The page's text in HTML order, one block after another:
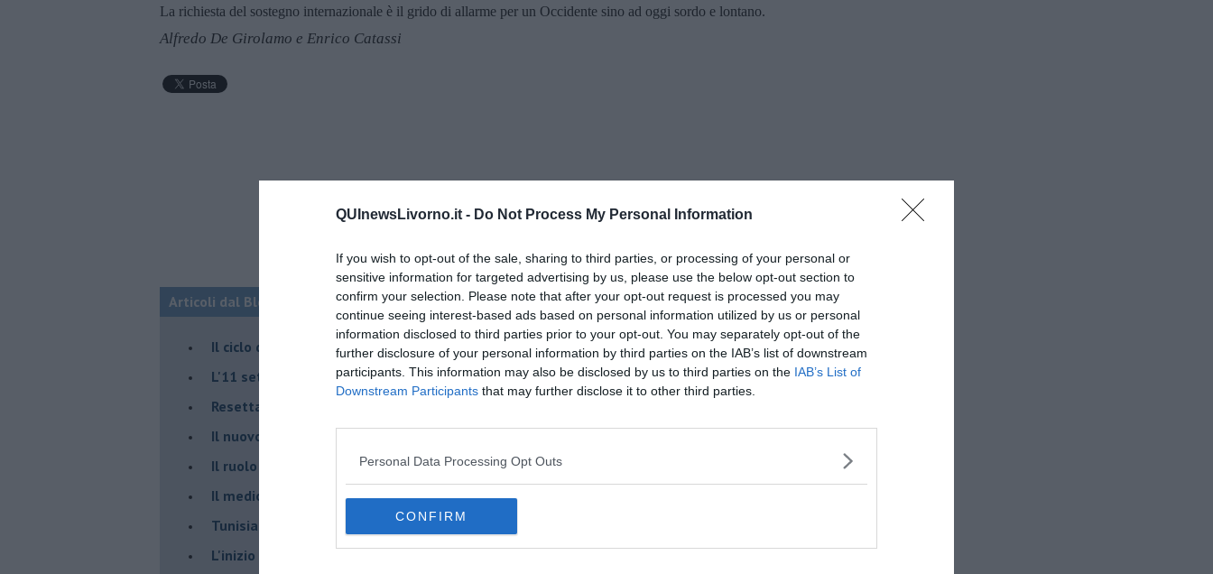
QUInewsLivorno.it - Do Not Process My Personal Information
If you wish to opt-out of the sale, sharing to third parties, or processing of your personal or
sensitive information for targeted advertising by us, please use the below opt-out section to
confirm your selection. Please note that after your opt-out request is processed you may
continue seeing interest-based ads based on personal information utilized by us or personal
information disclosed to third parties prior to your opt-out. You may separately opt-out of the
further disclosure of your personal information by third parties on the IAB’s list of downstream
participants. This information may also be disclosed by us to third parties on the IAB’s List of
Downstream Participants that may further disclose it to other third parties.
Personal Data Processing Opt Outs
CONFIRM
La richiesta del sostegno internazionale è il grido di allarme per un Occidente sino ad oggi sordo e lontano.
Alfredo De Girolamo e Enrico Catassi
Articoli dal Blog “Fauda e balagan” di Alfredo De Girolamo e Enrico Catassi
Il ciclo della violenza in Medioriente
L'11 settembre di Israele è iniziato il 7 ottobre 2023
Resettare l’era di Netanyahu
​Il nuovo corso dell’era di Erdogan
Il ruolo delle diplomazie nei conflitti
Il medioriente di Silvio
Tunisia rischiosa e strategica per l'Italia
L'inizio del “secolo della Turchia”